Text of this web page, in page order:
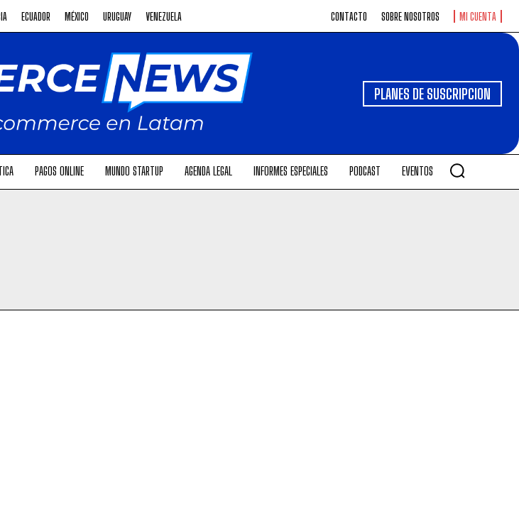
ECUADOR MÉXICO URUGUAY VENEZUELA CONTACTO SOBRE NOSOTROS MI CUENTA
PLANES DE SUSCRIPCION
PAGOS ONLINE MUNDO STARTUP AGENDA LEGAL INFORMES ESPECIALES PODCAST EVENTOS